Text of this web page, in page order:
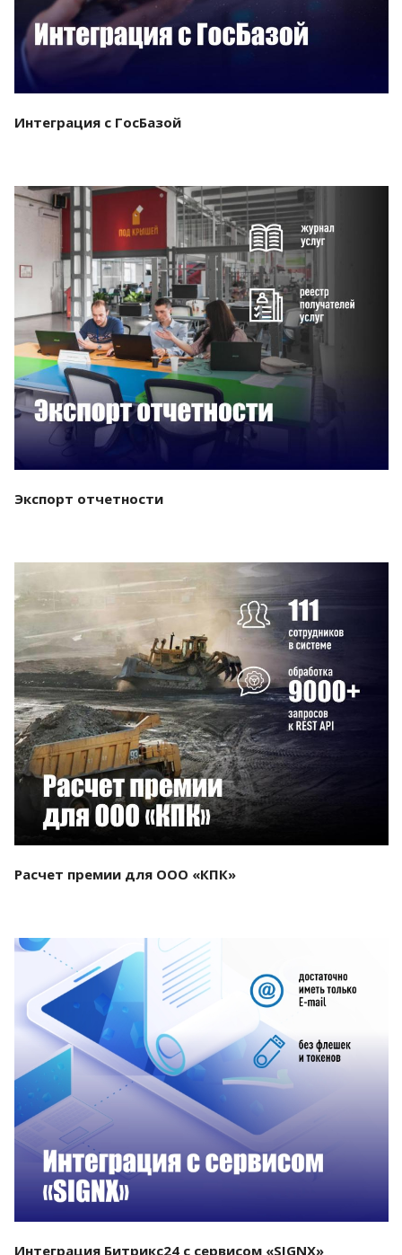
Интеграция с ГосБазой
Смотреть проект
Экспорт отчетности
Смотреть проект
Расчет премии для ООО «КПК»
Смотреть проект
Интеграция Битрикс24 с сервисом «SIGNX»